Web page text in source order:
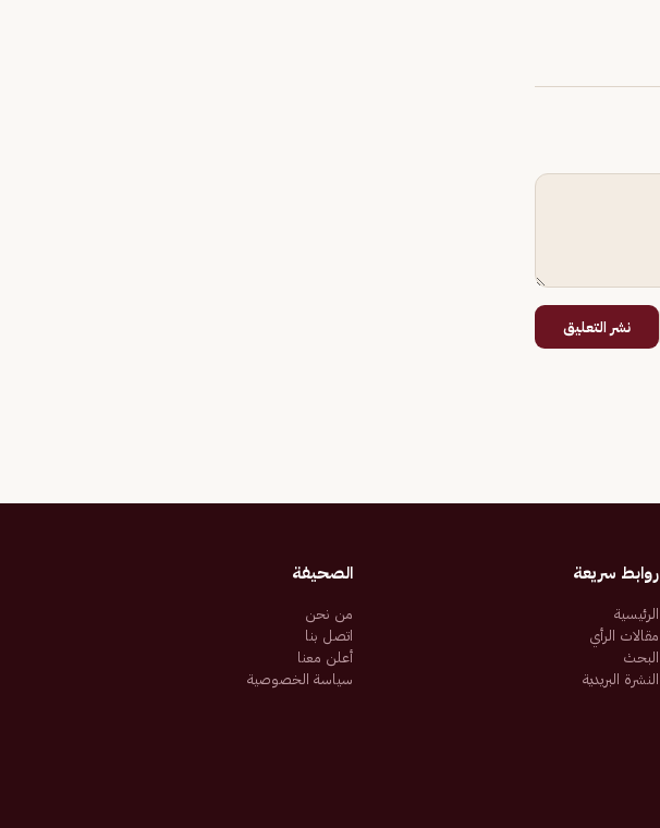
نشر التعليق
روابط سريعة
الرئيسية
مقالات الرأي
البحث
النشرة البريدية
الصحيفة
من نحن
اتصل بنا
أعلن معنا
سياسة الخصوصية